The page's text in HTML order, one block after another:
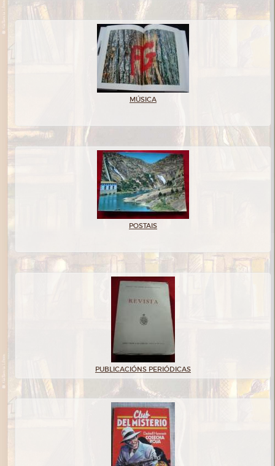
MÚSICA
POSTAIS
PUBLICACIÓNS PERIÓDICAS